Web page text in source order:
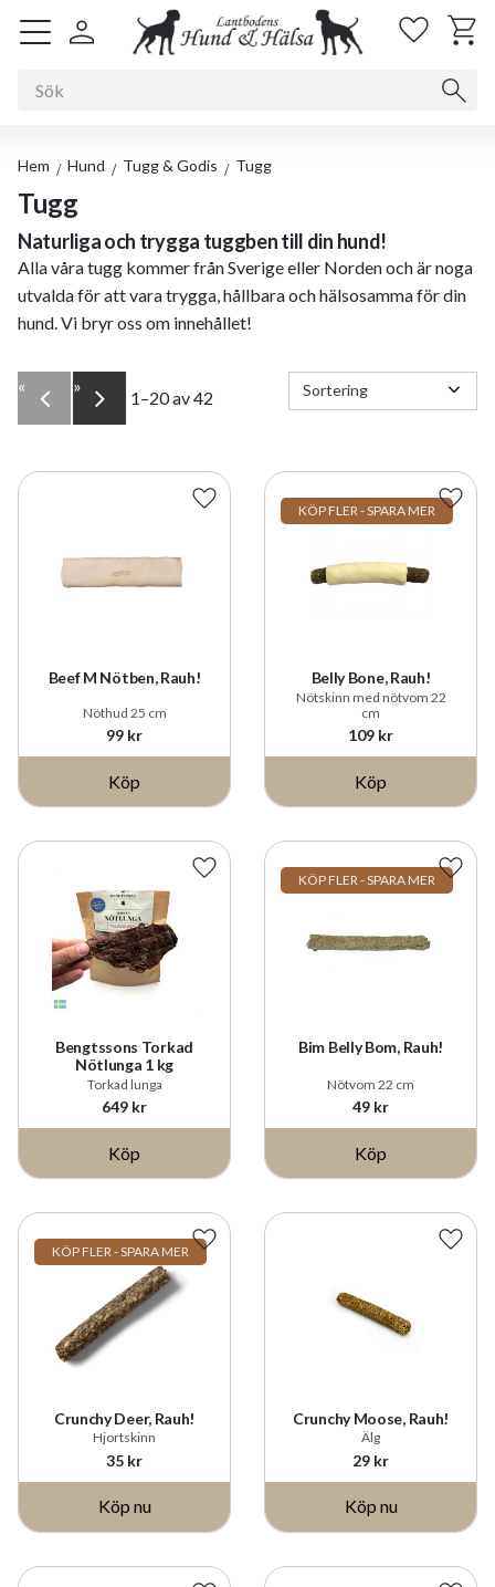
Meny
Hem Hund Tugg & Godis Tugg
Tugg
Naturliga och trygga tuggben till din hund!
Alla våra tugg kommer från Sverige eller Norden och är noga
utvalda för att vara trygga, hållbara och hälsosamma för din
hund. Vi bryr oss om innehållet!
1–20av42
« » Välj sortering
Beef M Nötben, Rauh!
Nöthud 25 cm
99 kr
Lägg till i favoriter
Köp
Belly Bone, Rauh!
Nötskinn med nötvom 22
cm
109 kr
KÖP FLER - SPARA MER Lägg
Köp
Bengtssons Torkad
Nötlunga 1 kg
Torkad lunga
649 kr
Lägg till i favoriter
Köp
Bim Belly Bom, Rauh!
Nötvom 22 cm
49 kr
KÖP FLER - SPARA MER Lägg
Köp
Crunchy Deer, Rauh!
Hjortskinn
35 kr
KÖP FLER - SPARA MER Lägg till i favoriter
Crunchy Moose, Rauh!
Älg
29 kr
Lägg